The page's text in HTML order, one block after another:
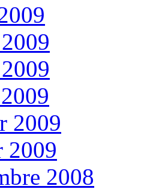
2009
2009
2008